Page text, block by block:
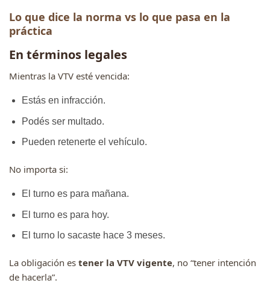
Lo que dice la norma vs lo que pasa en la
práctica
En términos legales
Mientras la VTV esté vencida:
Estás en infracción.
Podés ser multado.
Pueden retenerte el vehículo.
No importa si:
El turno es para mañana.
El turno es para hoy.
El turno lo sacaste hace 3 meses.
La obligación es tener la VTV vigente, no “tener intención
de hacerla”.